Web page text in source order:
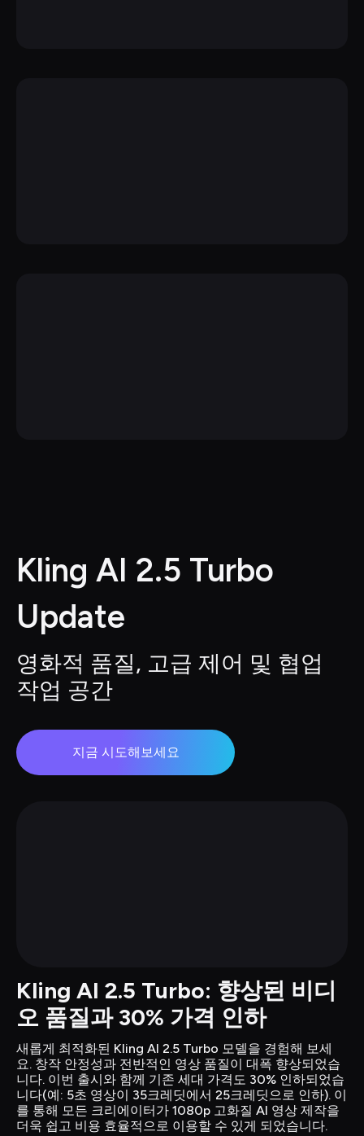
Kling AI 2.5 Turbo
Update
영화적 품질, 고급 제어 및 협업
작업 공간
지금 시도해보세요
Kling AI 2.5 Turbo: 향상된 비디
오 품질과 30% 가격 인하
새롭게 최적화된 Kling AI 2.5 Turbo 모델을 경험해 보세
요. 창작 안정성과 전반적인 영상 품질이 대폭 향상되었습
니다. 이번 출시와 함께 기존 세대 가격도 30% 인하되었습
니다(예: 5초 영상이 35크레딧에서 25크레딧으로 인하). 이
를 통해 모든 크리에이터가 1080p 고화질 AI 영상 제작을
더욱 쉽고 비용 효율적으로 이용할 수 있게 되었습니다.